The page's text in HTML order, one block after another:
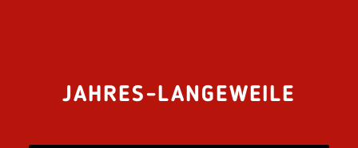
JAHRES-LANGEWEILE